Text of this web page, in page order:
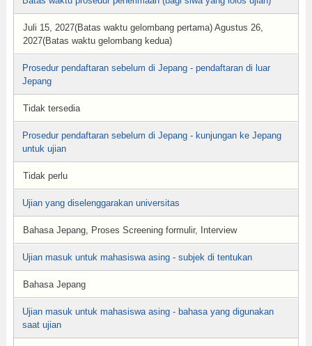
Juli 15, 2027(Batas waktu gelombang pertama) Agustus 26,
2027(Batas waktu gelombang kedua)
Prosedur pendaftaran sebelum di Jepang - pendaftaran di luar
Jepang
Tidak tersedia
Prosedur pendaftaran sebelum di Jepang - kunjungan ke Jepang
untuk ujian
Tidak perlu
Ujian yang diselenggarakan universitas
Bahasa Jepang, Proses Screening formulir, Interview
Ujian masuk untuk mahasiswa asing - subjek di tentukan
Bahasa Jepang
Ujian masuk untuk mahasiswa asing - bahasa yang digunakan
saat ujian